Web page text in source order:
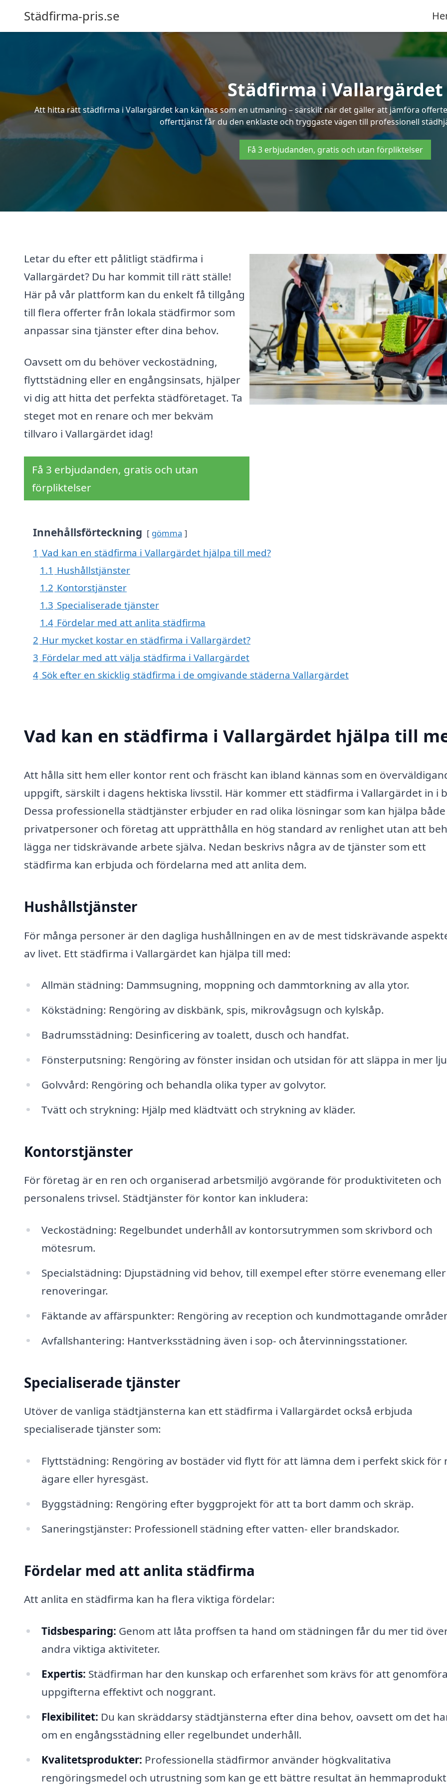
Städfirma-pris.se
Städfirma i Vallargärdet
Att hitta rätt städfirma i Vallargärdet kan kännas som en utmaning – särskilt när det gäller att jämföra
offerttjänst får du den enklaste och tryggaste vägen till professionell
Få 3 erbjudanden, gratis och utan förpliktelser
Letar du efter ett pålitligt städfirma i
Vallargärdet? Du har kommit till rätt ställe!
Här på vår plattform kan du enkelt få tillgång
till flera offerter från lokala städfirmor som
anpassar sina tjänster efter dina behov.
Oavsett om du behöver veckostädning,
flyttstädning eller en engångsinsats, hjälper
vi dig att hitta det perfekta städföretaget. Ta
steget mot en renare och mer bekväm
tillvaro i Vallargärdet idag!
Få 3 erbjudanden, gratis och utan
förpliktelser
Innehållsförteckning gömma
1 Vad kan en städfirma i Vallargärdet hjälpa till med?
1.1 Hushållstjänster
1.2 Kontorstjänster
1.3 Specialiserade tjänster
1.4 Fördelar med att anlita städfirma
2 Hur mycket kostar en städfirma i Vallargärdet?
3 Fördelar med att välja städfirma i Vallargärdet
4 Sök efter en skicklig städfirma i de omgivande städerna Vallargärdet
Vad kan en städfirma i Vallargärdet hjälpa till
Att hålla sitt hem eller kontor rent och fräscht kan ibland kännas som en
uppgift, särskilt i dagens hektiska livsstil. Här kommer ett städfirma i Vallargärdet in i
Dessa professionella städtjänster erbjuder en rad olika lösningar som kan hjälpa både
privatpersoner och företag att upprätthålla en hög standard av renlighet utan att
lägga ner tidskrävande arbete själva. Nedan beskrivs några av de tjänster som ett
städfirma kan erbjuda och fördelarna med att anlita dem.
Hushållstjänster
För många personer är den dagliga hushållningen en av de mest tidskrävande
av livet. Ett städfirma i Vallargärdet kan hjälpa till med:
Allmän städning: Dammsugning, moppning och dammtorkning av alla ytor.
Kökstädning: Rengöring av diskbänk, spis, mikrovågsugn och kylskåp.
Badrumsstädning: Desinficering av toalett, dusch och handfat.
Fönsterputsning: Rengöring av fönster insidan och utsidan för att släppa in mer
Golvvård: Rengöring och behandla olika typer av golvytor.
Tvätt och strykning: Hjälp med klädtvätt och strykning av kläder.
Kontorstjänster
För företag är en ren och organiserad arbetsmiljö avgörande för produktiviteten och
personalens trivsel. Städtjänster för kontor kan inkludera:
Veckostädning: Regelbundet underhåll av kontorsutrymmen som skrivbord och
mötesrum.
Specialstädning: Djupstädning vid behov, till exempel efter större evenemang eller
renoveringar.
Fäktande av affärspunkter: Rengöring av reception och kundmottagande
Avfallshantering: Hantverksstädning även i sop- och återvinningsstationer.
Specialiserade tjänster
Utöver de vanliga städtjänsterna kan ett städfirma i Vallargärdet också erbjuda
specialiserade tjänster som:
Flyttstädning: Rengöring av bostäder vid flytt för att lämna dem i perfekt skick för
ägare eller hyresgäst.
Byggstädning: Rengöring efter byggprojekt för att ta bort damm och skräp.
Saneringstjänster: Professionell städning efter vatten- eller brandskador.
Fördelar med att anlita städfirma
Att anlita en städfirma kan ha flera viktiga fördelar:
Tidsbesparing: Genom att låta proffsen ta hand om städningen får du mer tid
andra viktiga aktiviteter.
Expertis: Städfirman har den kunskap och erfarenhet som krävs för att
uppgifterna effektivt och noggrant.
Flexibilitet: Du kan skräddarsy städtjänsterna efter dina behov, oavsett om det
om en engångsstädning eller regelbundet underhåll.
Kvalitetsprodukter: Professionella städfirmor använder högkvalitativa
rengöringsmedel och utrustning som kan ge ett bättre resultat än